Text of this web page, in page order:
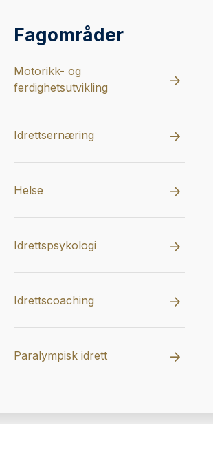
Fagområder
Motorikk- og
ferdighetsutvikling
Idrettsernæring
Helse
Idrettspsykologi
Idrettscoaching
Paralympisk idrett